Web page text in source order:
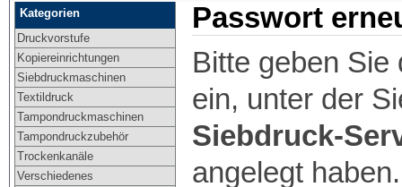
Kategorien
Druckvorstufe
Kopiereinrichtungen
Siebdruckmaschinen
Textildruck
Tampondruckmaschinen
Tampondruckzubehör
Trockenkanäle
Verschiedenes
Passwort
Bitte geben Sie
ein, unter der
Siebdruck-
angelegt haben.